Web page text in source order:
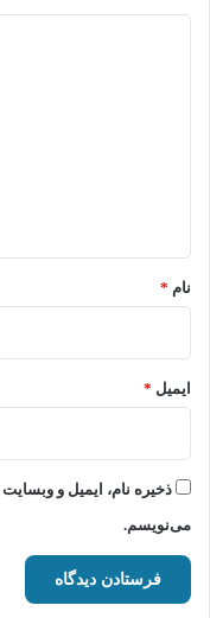
نام *
ایمیل *
ذخیره نام، ایمیل و
می‌نویسم.